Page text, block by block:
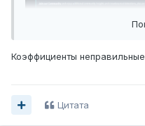
Коэффициенты
Цитата